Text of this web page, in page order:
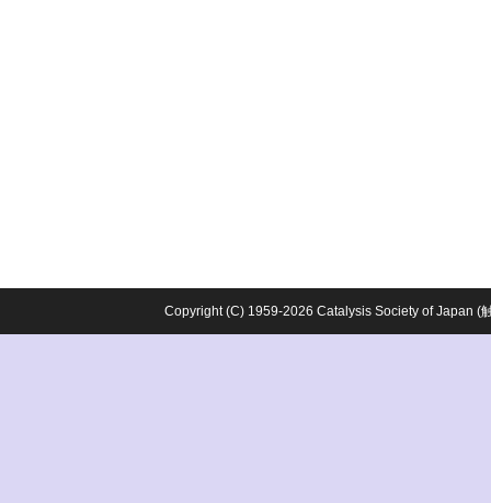
Copyright (C) 1959-2026 Catalysis Society of Japan (